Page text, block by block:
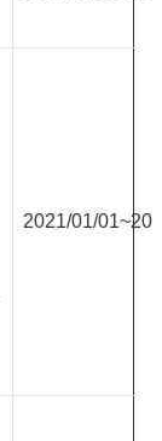
2021/01/